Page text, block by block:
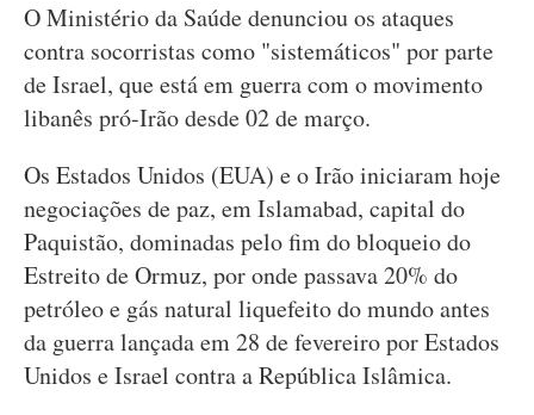
O Ministério da Saúde denunciou os ataques
contra socorristas como "sistemáticos" por parte
de Israel, que está em guerra com o movimento
libanês pró-Irão desde 02 de março.
Os Estados Unidos (EUA) e o Irão iniciaram hoje
negociações de paz, em Islamabad, capital do
Paquistão, dominadas pelo fim do bloqueio do
Estreito de Ormuz, por onde passava 20% do
petróleo e gás natural liquefeito do mundo antes
da guerra lançada em 28 de fevereiro por Estados
Unidos e Israel contra a República Islâmica.